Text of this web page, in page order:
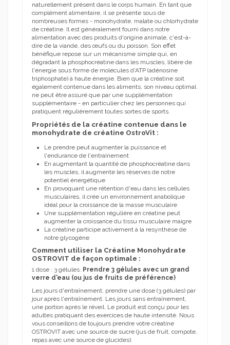
naturellement présent dans le corps humain. En tant que
complément alimentaire, il se présente sous de
nombreuses formes - monohydrate, malate ou chlorhydrate
de créatine. Il est généralement fourni dans notre
alimentation avec des produits d'origine animale, c'est-à-
dire de la viande, des œufs ou du poisson. Son effet
bénéfique repose sur un mécanisme simple qui, en
dégradant la phosphocréatine dans les muscles, libère de
l'énergie sous forme de molécules d'ATP (adénosine
triphosphate) à haute énergie. Bien que la créatine soit
également contenue dans les aliments, son niveau optimal
ne peut être assuré que par une supplémentation
supplémentaire - en particulier chez les personnes qui
pratiquent régulièrement toutes sortes de sports.
Propriétés de la créatine contenue dans le
monohydrate de créatine OstroVit :
Le prendre peut augmenter la puissance et
l'endurance de l'entraînement
En augmentant la quantité de phosphocréatine dans
les muscles, il augmente les réserves de notre
potentiel énergétique
En provoquant une rétention d'eau dans les cellules
musculaires, il crée un environnement anabolique
idéal pour la croissance de la masse musculaire
Une supplémentation régulière en créatine peut
augmenter la croissance du tissu musculaire maigre
La créatine participe activement à la resynthèse de
notre glycogène
Comment utiliser la Créatine Monohydrate
OSTROVIT de façon optimale :
1 dose : 3 gélules. Prendre 3 gélules avec un grand
verre d'eau (ou jus de fruits de préférence)
Les jours d'entraînement, prendre une dose (3 gélules) par
jour après l'entraînement. Les jours sans entraînement,
une portion après le réveil. Le produit est conçu pour les
adultes pratiquant des exercices de haute intensité. Nous
vous conseillons de toujours prendre votre créatine
OSTROVIT avec une source de sucre (jus de fruit, compote,
repas avec une source de glucides).